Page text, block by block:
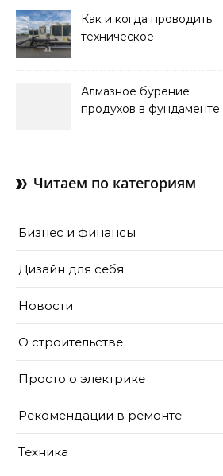
Как и когда проводить
техническое
Алмазное бурение
продухов в фундаменте:
Читаем по категориям
Бизнес и финансы
Дизайн для себя
Новости
О строительстве
Просто о электрике
Рекомендации в ремонте
Техника